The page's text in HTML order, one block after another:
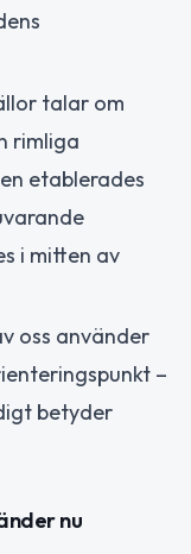
talar om
rimliga
etablerades
i mitten av
oss använder
–
betyder
nu